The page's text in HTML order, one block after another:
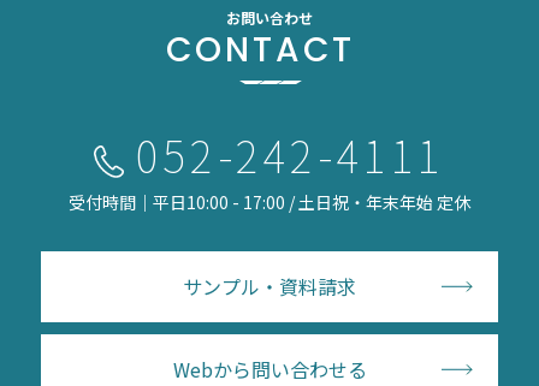
お問い合わせ
CONTACT
052-242-4111
受付時間｜平日10:00 - 17:00 / 土日祝・年末年始 定休
サンプル・資料請求
Webから問い合わせる